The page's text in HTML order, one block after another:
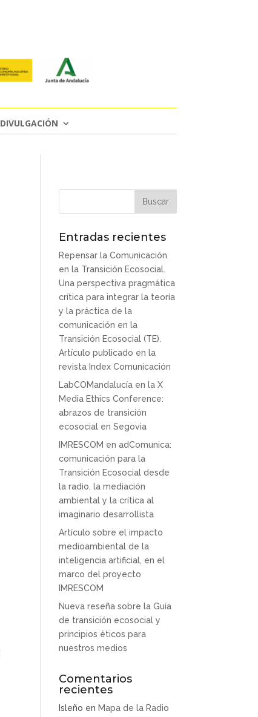
DIVULGACIÓN
Entradas recientes
Repensar la Comunicación
en la Transición Ecosocial.
Una perspectiva pragmática
crítica para integrar la teoría
y la práctica de la
comunicación en la
Transición Ecosocial (TE).
Artículo publicado en la
revista Index Comunicación
LabCOMandalucía en la X
Media Ethics Conference:
abrazos de transición
ecosocial en Segovia
IMRESCOM en adComunica:
comunicación para la
Transición Ecosocial desde
la radio, la mediación
ambiental y la crítica al
imaginario desarrollista
Artículo sobre el impacto
medioambiental de la
inteligencia artificial, en el
marco del proyecto
IMRESCOM
Nueva reseña sobre la Guía
de transición ecosocial y
principios éticos para
nuestros medios
Comentarios
recientes
Isleño en Mapa de la Radio